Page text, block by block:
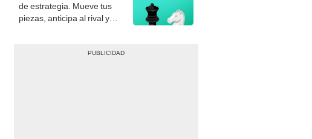
de estrategia. Mueve tus
piezas, anticipa al rival y